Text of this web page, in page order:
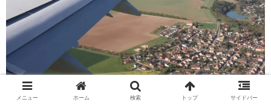
メニュー ホーム 検索 トップ サイドバー